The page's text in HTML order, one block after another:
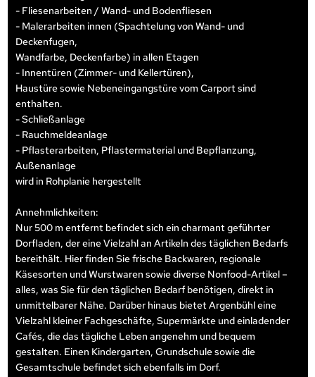
- Fliesenarbeiten / Wand- und Bodenfliesen
- Malerarbeiten innen (Spachtelung von Wand- und
Deckenfugen,
Wandfarbe, Deckenfarbe) in allen Etagen
- Innentüren (Zimmer- und Kellertüren),
Haustüre sowie Nebeneingangstüre vom Carport sind
enthalten.
- Schließanlage
- Rauchmeldeanlage
- Pflasterarbeiten, Pflastermaterial und Bepflanzung,
Außenanlage
wird in Rohplanie hergestellt
Annehmlichkeiten:
Nur 500 m entfernt befindet sich ein charmant geführter
Dorfladen, der eine Vielzahl an Artikeln des täglichen Bedarfs
bereithält. Hier finden Sie frische Backwaren, regionale
Käsesorten und Wurstwaren sowie diverse Nonfood-Artikel –
alles, was Sie für den täglichen Bedarf benötigen, direkt in
unmittelbarer Nähe. Darüber hinaus bietet Argenbühl eine
Vielzahl kleiner Fachgeschäfte, Supermärkte und einladender
Cafés, die das tägliche Leben angenehm und bequem
gestalten. Einen Kindergarten, Grundschule sowie die
Gesamtschule befindet sich ebenfalls im Dorf.